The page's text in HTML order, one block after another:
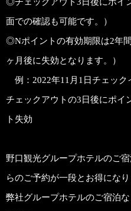
◎チェックアウト3日後にポイ
面での確認も可能です。）
◎Nポイントの有効期限は2年
ヶ月後に失効となります。）
例：2022年11月1日チェッ
チェックアウトの3日後にポ
ト失効
野口観光グループホテルのご
らのご予約が一段とお得になり
弊社グループホテルのご宿泊